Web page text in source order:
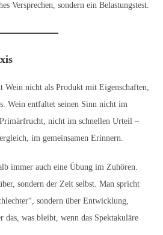
Versprechen, sondern ein Belastungstest.
Wein nicht als Produkt mit Eigenschaften,
Wein entfaltet seinen Sinn nicht im
nicht im schnellen Urteil –
im gemeinsamen Erinnern.
immer auch eine Übung im Zuhören.
sondern der Zeit selbst. Man spricht
sondern über Entwicklung,
was bleibt, wenn das Spektakuläre